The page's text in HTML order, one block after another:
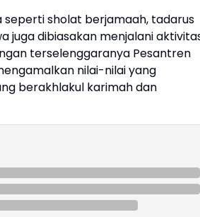
seperti sholat berjamaah, tadarus
juga dibiasakan menjalani
terselenggaranya Pesantren
nilai-nilai yang
berakhlakul karimah dan